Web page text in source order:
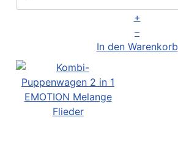
+
–
In den Warenkorb